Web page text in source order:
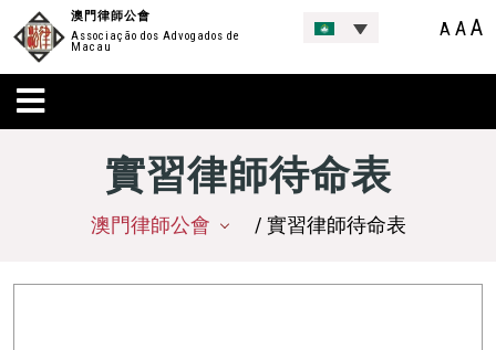
澳門律師公會
Associação dos Advogados de
Macau
A AA
實習律師待命表
澳門律師公會 / 實習律師待命表